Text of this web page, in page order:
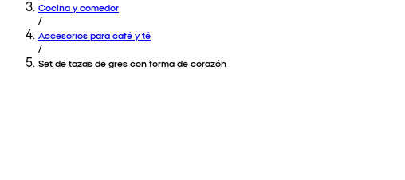
Cocina y comedor
/
Accesorios para café y té
/
Set de tazas de gres con forma de corazón